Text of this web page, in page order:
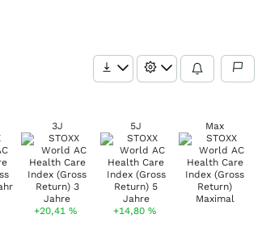
3J
+20,41%
5J
+14,80 %
Max